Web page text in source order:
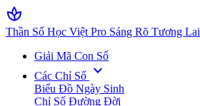
spa
Thần Số Học Việt Pro Sáng Rõ Tương Lai
Giải Mã Con Số
Các Chỉ Số expand_more
Biểu Đồ Ngày Sinh
Chỉ Số Đường Đời